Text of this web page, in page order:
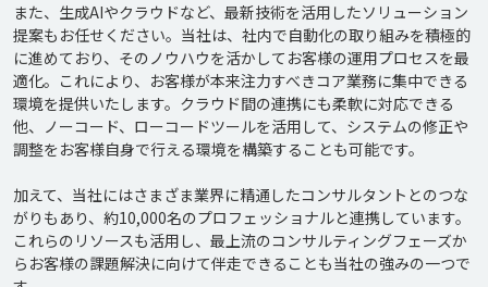
また、生成AIやクラウドなど、最新技術を活用したソリューション
提案もお任せください。当社は、社内で自動化の取り組みを積極的
に進めており、そのノウハウを活かしてお客様の運用プロセスを最
適化。これにより、お客様が本来注力すべきコア業務に集中できる
環境を提供いたします。クラウド間の連携にも柔軟に対応できる
他、ノーコード、ローコードツールを活用して、システムの修正や
調整をお客様自身で行える環境を構築することも可能です。
加えて、当社にはさまざま業界に精通したコンサルタントとのつな
がりもあり、約10,000名のプロフェッショナルと連携しています。
これらのリソースも活用し、最上流のコンサルティングフェーズか
らお客様の課題解決に向けて伴走できることも当社の強みの一つで